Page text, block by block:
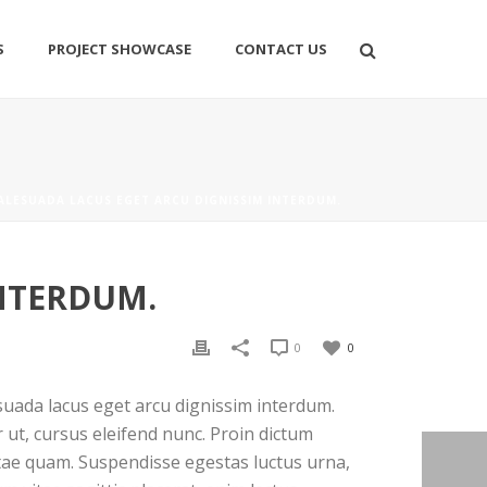
PROJECT SHOWCASE CONTACT US
0
0
lacus eget arcu dignissim interdum.
cursus eleifend nunc. Proin dictum
quam. Suspendisse egestas luctus urna,